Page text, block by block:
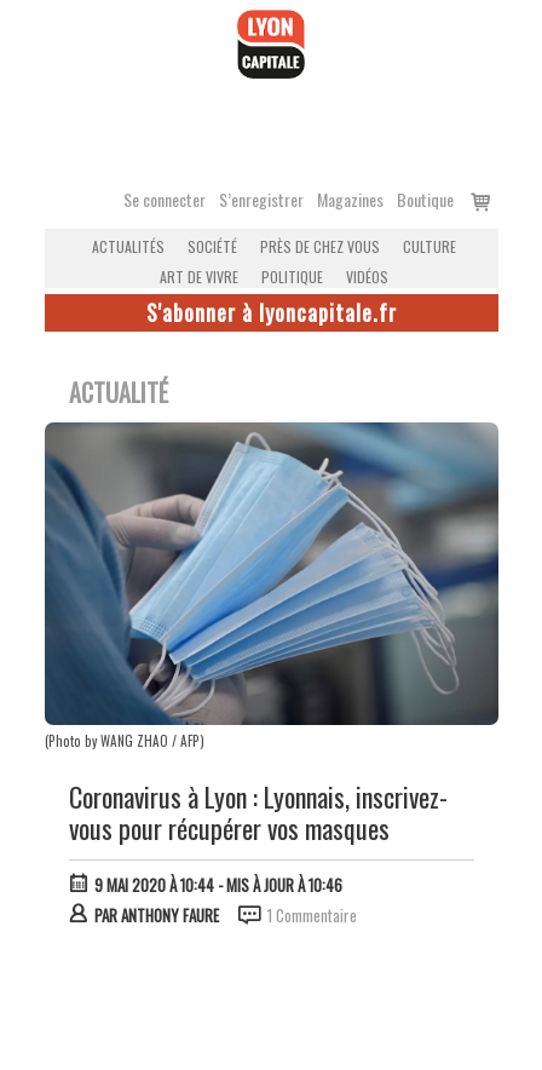
Se connecter S’enregistrer Magazines Boutique
Voir
ACTUALITÉS SOCIÉTÉ PRÈS DE CHEZ VOUS
CULTURE
ART DE VIVRE
POLITIQUE VIDÉOS
S'abonner à lyoncapitale.fr
ACTUALITÉ
(Photo by WANG ZHAO / AFP)
Coronavirus à Lyon : Lyonnais, inscrivez-
vous pour récupérer vos masques
9 MAI 2020 À 10:44- MIS À JOUR À 10:46
PARANTHONY FAURE 1 Commentaire